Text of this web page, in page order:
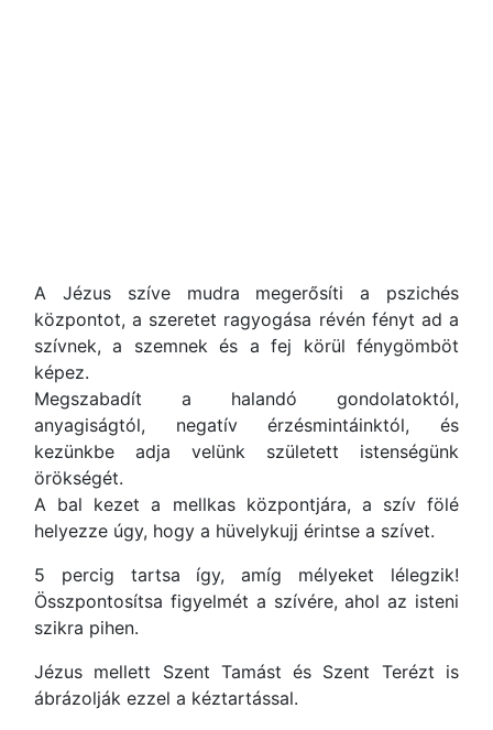
A Jézus szíve mudra megerősíti a pszichés
központot, a szeretet ragyogása révén fényt ad a
szívnek, a szemnek és a fej körül fénygömböt
képez.
Megszabadít a halandó gondolatoktól,
anyagiságtól, negatív érzésmintáinktól, és
kezünkbe adja velünk született istenségünk
örökségét.
A bal kezet a mellkas központjára, a szív fölé
helyezze úgy, hogy a hüvelykujj érintse a szívet.
5 percig tartsa így, amíg mélyeket lélegzik!
Összpontosítsa figyelmét a szívére, ahol az isteni
szikra pihen.
Jézus mellett Szent Tamást és Szent Terézt is
ábrázolják ezzel a kéztartással.